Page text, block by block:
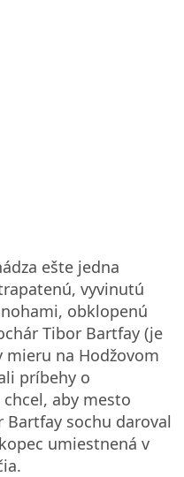
ešte jedna
vyvinutú
obklopenú
Tibor Bartfay (je
na Hodžovom
príbehy o
aby mesto
sochu daroval
umiestnená v